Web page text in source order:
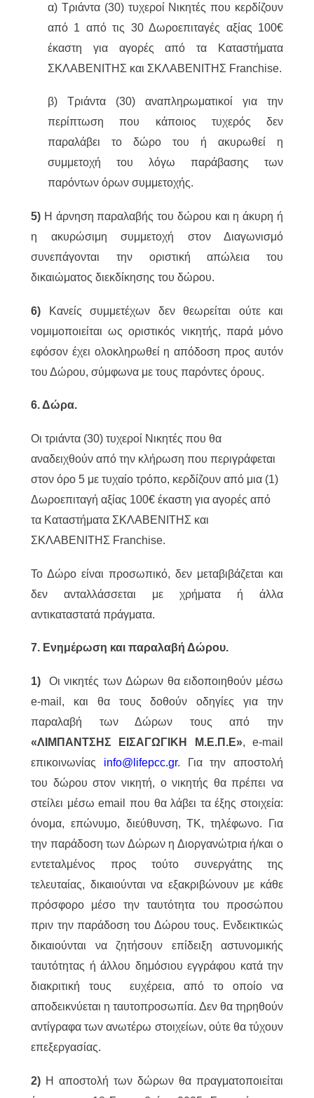
α) Τριάντα (30) τυχεροί Νικητές που κερδίζουν
από 1 από τις 30 Δωροεπιταγές αξίας 100€
έκαστη για αγορές από τα Καταστήματα
ΣΚΛΑΒΕΝΙΤΗΣ και ΣΚΛΑΒΕΝΙΤΗΣ Franchise.
β) Τριάντα (30) αναπληρωματικοί για την
περίπτωση που κάποιος τυχερός δεν
παραλάβει το δώρο του ή ακυρωθεί η
συμμετοχή του λόγω παράβασης των
παρόντων όρων συμμετοχής.
5) Η άρνηση παραλαβής του δώρου και η άκυρη ή
η ακυρώσιμη συμμετοχή στον Διαγωνισμό
συνεπάγονται την οριστική απώλεια του
δικαιώματος διεκδίκησης του δώρου.
6) Κανείς συμμετέχων δεν θεωρείται ούτε και
νομιμοποιείται ως οριστικός νικητής, παρά μόνο
εφόσον έχει ολοκληρωθεί η απόδοση προς αυτόν
του Δώρου, σύμφωνα με τους παρόντες όρους.
6. Δώρα.
Οι τριάντα (30) τυχεροί Νικητές που θα
αναδειχθούν από την κλήρωση που περιγράφεται
στον όρο 5 με τυχαίο τρόπο, κερδίζουν από μια (1)
Δωροεπιταγή αξίας 100€ έκαστη για αγορές από
τα Καταστήματα ΣΚΛΑΒΕΝΙΤΗΣ και
ΣΚΛΑΒΕΝΙΤΗΣ Franchise.
Το Δώρο είναι προσωπικό, δεν μεταβιβάζεται και
δεν ανταλλάσσεται με χρήματα ή άλλα
αντικαταστατά πράγματα.
7. Ενημέρωση και παραλαβή Δώρου.
1) Οι νικητές των Δώρων θα ειδοποιηθούν μέσω
e-mail, και θα τους δοθούν οδηγίες για την
παραλαβή των Δώρων τους από την
«ΛΙΜΠΑΝΤΣΗΣ ΕΙΣΑΓΩΓΙΚΗ Μ.Ε.Π.Ε», e-mail
επικοινωνίας info@lifepcc.gr. Για την αποστολή
του δώρου στον νικητή, ο νικητής θα πρέπει να
στείλει μέσω email που θα λάβει τα έξης στοιχεία:
όνομα, επώνυμο, διεύθυνση, ΤΚ, τηλέφωνο. Για
την παράδοση των Δώρων η Διοργανώτρια ή/και ο
εντεταλμένος προς τούτο συνεργάτης της
τελευταίας, δικαιούνται να εξακριβώνουν με κάθε
πρόσφορο μέσο την ταυτότητα του προσώπου
πριν την παράδοση του Δώρου τους. Ενδεικτικώς
δικαιούνται να ζητήσουν επίδειξη αστυνομικής
ταυτότητας ή άλλου δημόσιου εγγράφου κατά την
διακριτική τους ευχέρεια, από το οποίο να
αποδεικνύεται η ταυτοπροσωπία. Δεν θα τηρηθούν
αντίγραφα των ανωτέρω στοιχείων, ούτε θα τύχουν
επεξεργασίας.
2) H αποστολή των δώρων θα πραγματοποιείται